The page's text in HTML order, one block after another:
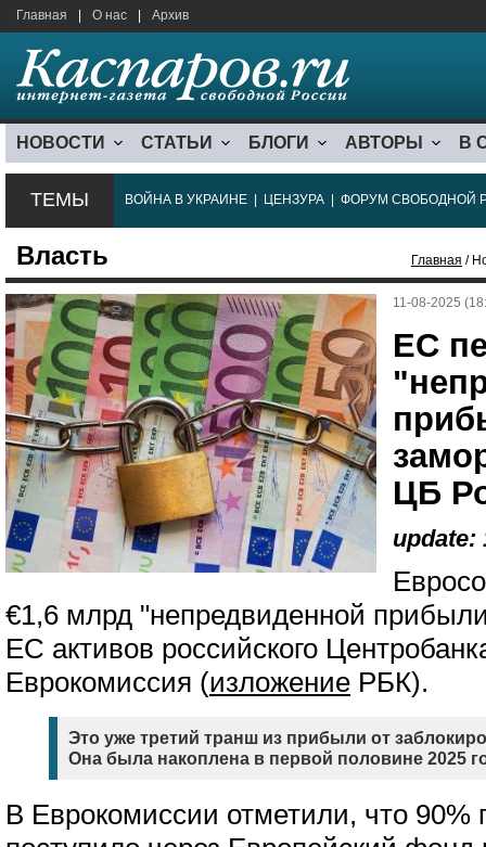
Главная О нас Архив
НОВОСТИ СТАТЬИ БЛОГИ АВТОРЫ В
ТЕМЫ ВОЙНА В УКРАИНЕ ЦЕНЗУРА ФОРУМ СВОБОДНОЙ
Власть Главная /
11-08-2025
ЕС
ЦБ
update:
€1,6 млрд "непредвиденной
ЕС активов российского
Еврокомиссия (изложение РБК).
Это уже третий транш из прибыли от
Она была накоплена в первой половине 2025
В Еврокомиссии отметили, что